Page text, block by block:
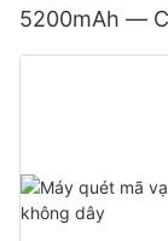
5200mAh —
Bluetooth,